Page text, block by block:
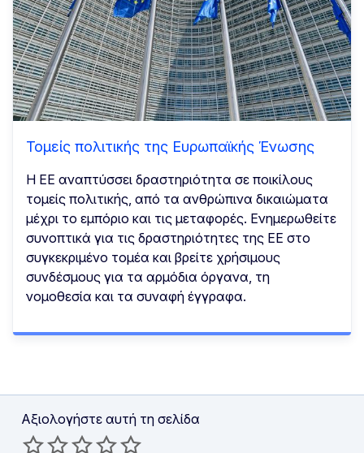
Τομείς πολιτικής της Ευρωπαϊκής Ένωσης
Η ΕΕ αναπτύσσει δραστηριότητα σε ποικίλους
τομείς πολιτικής, από τα ανθρώπινα δικαιώματα
μέχρι το εμπόριο και τις μεταφορές. Ενημερωθείτε
συνοπτικά για τις δραστηριότητες της ΕΕ στο
συγκεκριμένο τομέα και βρείτε χρήσιμους
συνδέσμους για τα αρμόδια όργανα, τη
νομοθεσία και τα συναφή έγγραφα.
Αξιολογήστε αυτή τη σελίδα